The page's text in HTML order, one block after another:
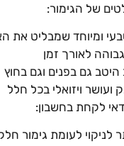
של הגימור:
ומיוחד שמבליט את
לאורך זמן
גם בפנים וגם בחוץ
ועושר ויזואלי בכל חלל
לקחת בחשבון:
לניקוי לעומת גימור